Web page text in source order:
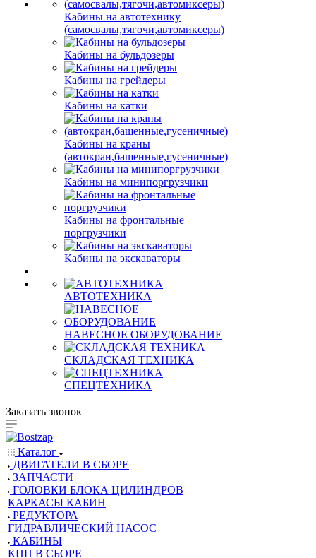
Кабины на автотехнику
(самосвалы,тягочи,автомиксеры)
Кабины на бульдозеры
Кабины на грейдеры
Кабины на катки
Кабины на краны
(автокран,башенные,гусеничные)
Кабины на минипоргрузчики
Кабины на фронтальные
поргрузчики
Кабины на экскаваторы
АВТОТЕХНИКА
НАВЕСНОЕ ОБОРУДОВАНИЕ
СКЛАДСКАЯ ТЕХНИКА
СПЕЦТЕХНИКА
Заказать звонок
Каталог
ДВИГАТЕЛИ В СБОРЕ
ЗАПЧАСТИ
ГОЛОВКИ БЛОКА ЦИЛИНДРОВ
КАРКАСЫ КАБИН
РЕДУКТОРА
ГИДРАВЛИЧЕСКИЙ НАСОС
КАБИНЫ
КПП В СБОРЕ